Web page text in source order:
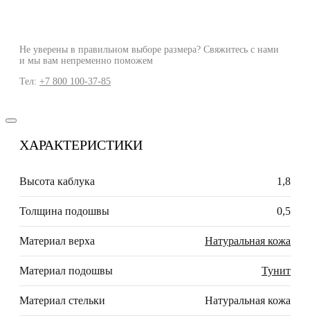
Не уверены в правильном выборе размера? Свяжитесь с нами
и мы вам непременно поможем
Тел: +7 800 100-37-85
ХАРАКТЕРИСТИКИ
Высота каблука 1,8
Толщина подошвы 0,5
Материал верха Натуральная кожа
Материал подошвы Тунит
Материал стельки Натуральная кожа